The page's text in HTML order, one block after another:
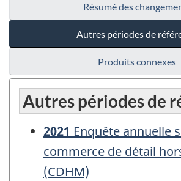
Résumé des
Autres périodes de
Produits connexes
Autres périodes de
2021 Enquête annuelle
commerce de détail
(CDHM)